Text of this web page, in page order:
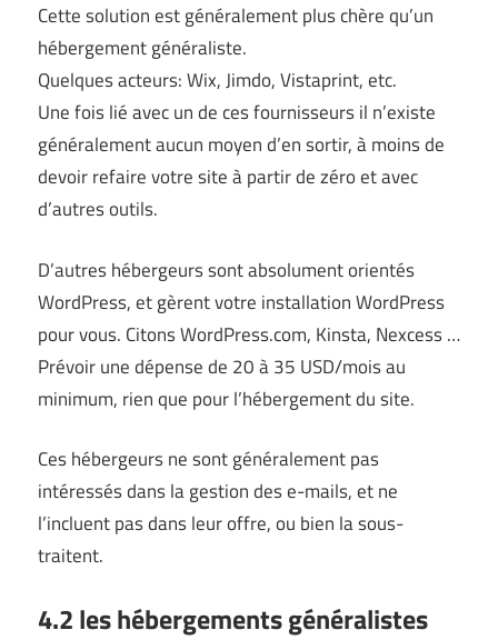
Cette solution est généralement plus chère qu’un
hébergement généraliste.
Quelques acteurs: Wix, Jimdo, Vistaprint, etc.
Une fois lié avec un de ces fournisseurs il n’existe
généralement aucun moyen d’en sortir, à moins de
devoir refaire votre site à partir de zéro et avec
d’autres outils.
D’autres hébergeurs sont absolument orientés
WordPress, et gèrent votre installation WordPress
pour vous. Citons WordPress.com, Kinsta, Nexcess …
Prévoir une dépense de 20 à 35 USD/mois au
minimum, rien que pour l’hébergement du site.
Ces hébergeurs ne sont généralement pas
intéressés dans la gestion des e-mails, et ne
l’incluent pas dans leur offre, ou bien la sous-
traitent.
4.2 les hébergements généralistes